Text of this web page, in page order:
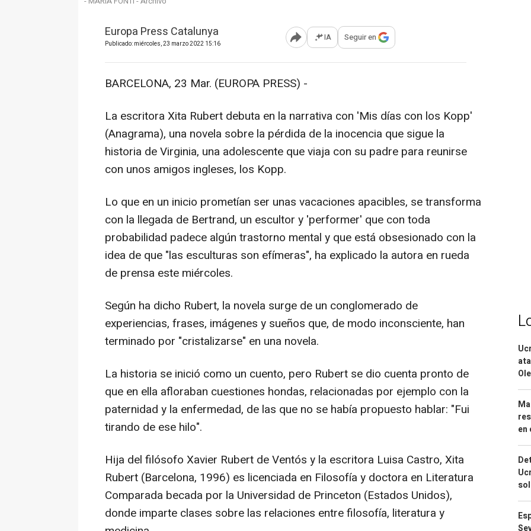
Europa Press Catalunya
Publicado: miércoles, 23 marzo 2022 15:16 Abrir opciones para compartir
IA Seguir en
BARCELONA, 23 Mar. (EUROPA PRESS) -
La escritora Xita Rubert debuta en la narrativa con 'Mis días con los Kopp'
(Anagrama), una novela sobre la pérdida de la inocencia que sigue la
historia de Virginia, una adolescente que viaja con su padre para reunirse
con unos amigos ingleses, los Kopp.
Lo que en un inicio prometían ser unas vacaciones apacibles, se transforma
con la llegada de Bertrand, un escultor y 'performer' que con toda
probabilidad padece algún trastorno mental y que está obsesionado con la
idea de que "las esculturas son efímeras", ha explicado la autora en rueda
de prensa este miércoles.
Según ha dicho Rubert, la novela surge de un conglomerado de
experiencias, frases, imágenes y sueños que, de modo inconsciente, han
terminado por "cristalizarse" en una novela.
La historia se inició como un cuento, pero Rubert se dio cuenta pronto de
que en ella afloraban cuestiones hondas, relacionadas por ejemplo con la
paternidad y la enfermedad, de las que no se había propuesto hablar: "Fui
tirando de ese hilo".
Hija del filósofo Xavier Rubert de Ventós y la escritora Luisa Castro, Xita
Rubert (Barcelona, 1996) es licenciada en Filosofía y doctora en Literatura
Comparada becada por la Universidad de Princeton (Estados Unidos),
donde imparte clases sobre las relaciones entre filosofía, literatura y
en